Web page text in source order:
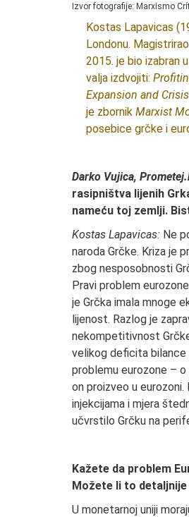
Izvor fotografije: Marxismo
Kostas Lapavicas
Londonu.
2015. je bio izabran
valja izdvojiti:
Expansion and Crisis
je zbornik Marxist
posebice grčke i
Darko Vujica,
rasipništva lijenih
nameću toj zemlji.
Kostas Lapavicas: Ne
naroda Grčke. Kriza je
zbog nesposobnosti
Pravi problem
je Grčka imala mnoge
lijenost. Razlog je
nekompetitivnost
velikog deficita bilance
problemu eurozone –
on proizveo u eurozoni.
injekcijama i mjera
učvrstilo Grčku na
Kažete da problem
Možete li to
U monetarnoj uniji